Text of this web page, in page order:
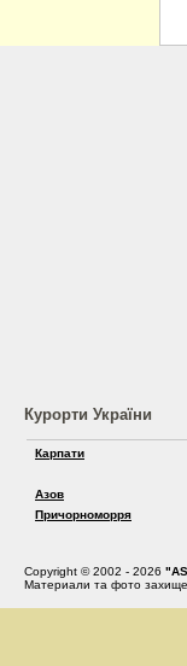
Курорти України
Карпати
Азов
Причорноморря
Copyright © 2002 - 2026
Материали та фото